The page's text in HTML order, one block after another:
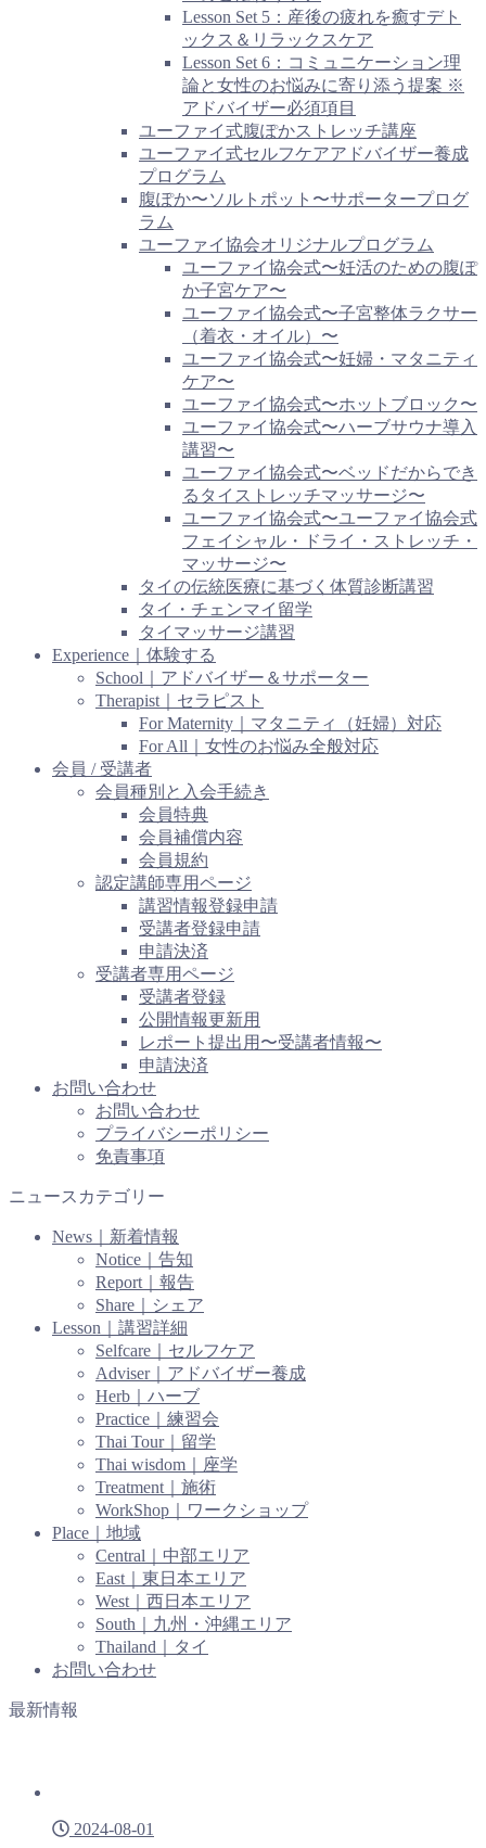
Lesson Set 5：産後の疲れを癒すデト
ックス＆リラックスケア
Lesson Set 6：コミュニケーション理
論と女性のお悩みに寄り添う提案 ※
アドバイザー必須項目
ユーファイ式腹ぽかストレッチ講座
ユーファイ式セルフケアアドバイザー養成
プログラム
腹ぽか〜ソルトポット〜サポータープログ
ラム
ユーファイ協会オリジナルプログラム
ユーファイ協会式〜妊活のための腹ぽ
か子宮ケア〜
ユーファイ協会式〜子宮整体ラクサー
（着衣・オイル）〜
ユーファイ協会式〜妊婦・マタニティ
ケア〜
ユーファイ協会式〜ホットブロック〜
ユーファイ協会式〜ハーブサウナ導入
講習〜
ユーファイ協会式〜ベッドだからでき
るタイストレッチマッサージ〜
ユーファイ協会式〜ユーファイ協会式
フェイシャル・ドライ・ストレッチ・
マッサージ〜
タイの伝統医療に基づく体質診断講習
タイ・チェンマイ留学
タイマッサージ講習
Experience｜体験する
School｜アドバイザー＆サポーター
Therapist｜セラピスト
For Maternity｜マタニティ（妊婦）対応
For All｜女性のお悩み全般対応
会員 / 受講者
会員種別と入会手続き
会員特典
会員補償内容
会員規約
認定講師専用ページ
講習情報登録申請
受講者登録申請
申請決済
受講者専用ページ
受講者登録
公開情報更新用
レポート提出用〜受講者情報〜
申請決済
お問い合わせ
お問い合わせ
プライバシーポリシー
免責事項
ニュースカテゴリー
News｜新着情報
Notice｜告知
Report｜報告
Share｜シェア
Lesson｜講習詳細
Selfcare｜セルフケア
Adviser｜アドバイザー養成
Herb｜ハーブ
Practice｜練習会
Thai Tour｜留学
Thai wisdom｜座学
Treatment｜施術
WorkShop｜ワークショップ
Place｜地域
Central｜中部エリア
East｜東日本エリア
West｜西日本エリア
South｜九州・沖縄エリア
Thailand｜タイ
お問い合わせ
最新情報
2024-08-01